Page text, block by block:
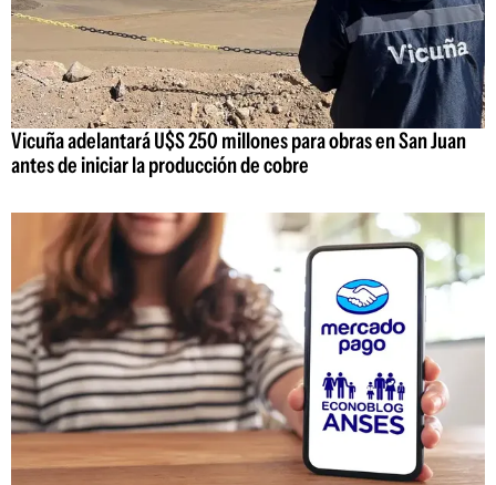
Vicuña adelantará U$S 250 millones para obras en San Juan
antes de iniciar la producción de cobre